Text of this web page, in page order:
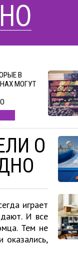
В
МОГУТ
О
играет
И все
Тем не